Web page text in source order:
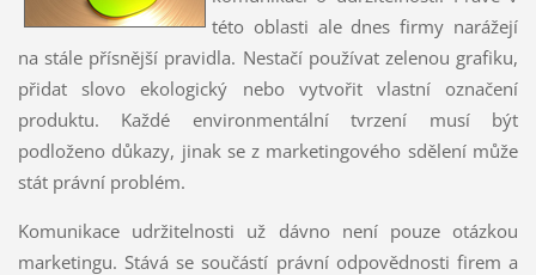
této oblasti ale dnes firmy narážejí
na stále přísnější pravidla. Nestačí používat zelenou grafiku,
přidat slovo ekologický nebo vytvořit vlastní označení
produktu. Každé environmentální tvrzení musí být
podloženo důkazy, jinak se z marketingového sdělení může
stát právní problém.
Komunikace udržitelnosti už dávno není pouze otázkou
marketingu. Stává se součástí právní odpovědnosti firem a